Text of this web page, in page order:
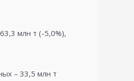
млн т (-5,0%),
– 33,5 млн т